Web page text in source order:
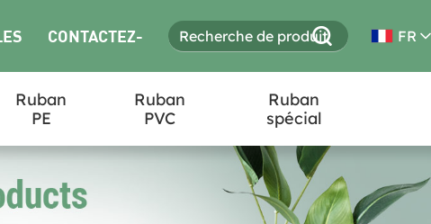
CONTACTEZ-
NOUS
FR
Ruban
PE
Ruban
PVC
Ruban
spécial